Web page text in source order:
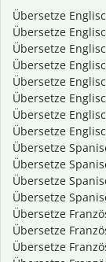
Übersetze
Übersetze
Übersetze
Übersetze
Übersetze
Übersetze
Übersetze
Übersetze
Übersetze
Übersetze
Übersetze
Übersetze
Übersetze
Übersetze
Übersetze